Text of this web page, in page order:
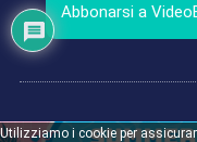
Abbonarsi a
Copyright © 2026
Utilizziamo i cookie per